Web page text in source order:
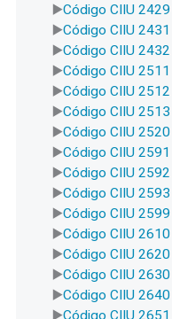
Código CIIU 2429
Código CIIU 2431
Código CIIU 2432
Código CIIU 2511
Código CIIU 2512
Código CIIU 2513
Código CIIU 2520
Código CIIU 2591
Código CIIU 2592
Código CIIU 2593
Código CIIU 2599
Código CIIU 2610
Código CIIU 2620
Código CIIU 2630
Código CIIU 2640
Código CIIU 2651